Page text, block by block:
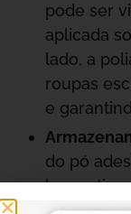
pode ser
aplicada
lado, a
roupas
e
do pó
aberto.